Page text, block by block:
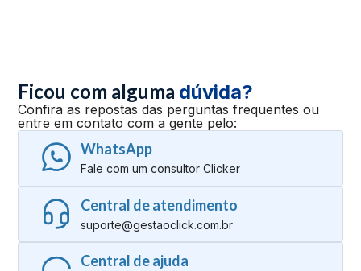
Ficou com alguma dúvida?
Confira as repostas das perguntas frequentes ou
entre em contato com a gente pelo:
WhatsApp
Fale com um consultor Clicker
Central de atendimento
suporte@gestaoclick.com.br
Central de ajuda